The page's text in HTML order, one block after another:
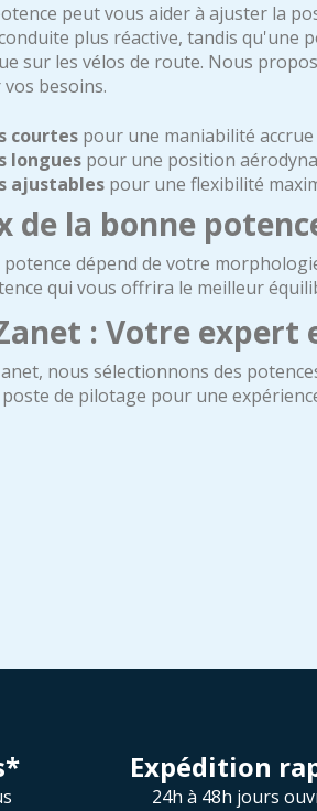
peut vous aider à ajuster la
plus réactive, tandis qu'une
sur les vélos de route. Nous
besoins.
courtes pour une maniabilité accrue
longues pour une position
ajustables pour une flexibilité
de la bonne
potence dépend de votre
qui vous offrira le meilleur
: Votre expert
nous sélectionnons des
de pilotage pour une
Expédition
24h à 48h jours